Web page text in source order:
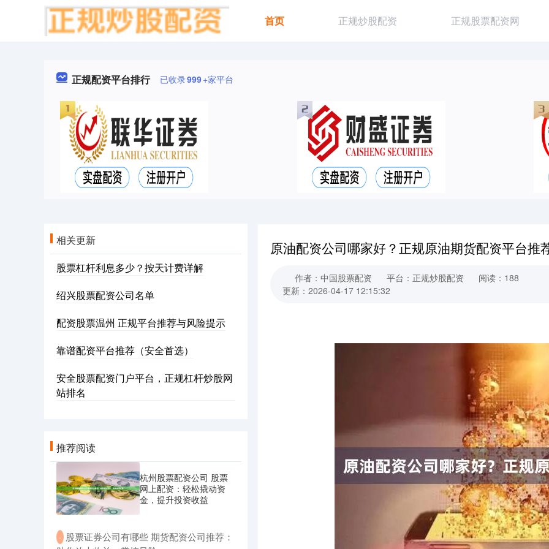
首页 正规炒股配资 正规股票配资网
正规配资平台排行 已收录999+家平台
原油配资公司哪家好？正规原油期货配资平台推
作者：中国股票配资 平台：正规炒股配资
阅读：188
更新：2026-04-17 12:15:32
相关更新
股票杠杆利息多少？按天计费详解
绍兴股票配资公司名单
配资股票温州 正规平台推荐与风险提示
靠谱配资平台推荐（安全首选）
安全股票配资门户平台，正规杠杆炒股网
站排名
推荐阅读
杭州股票配资公司 股票
网上配资：轻松撬动资
金，提升投资收益
· ​股票证券公司有哪些 期货配资公司推荐：